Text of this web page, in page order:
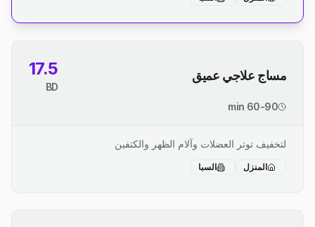
مساج علاجي عميق 17.5
BD
60-90 min
لتخفيف توتر العضلات وآلام الظهر والكتفين
المنزل السبا